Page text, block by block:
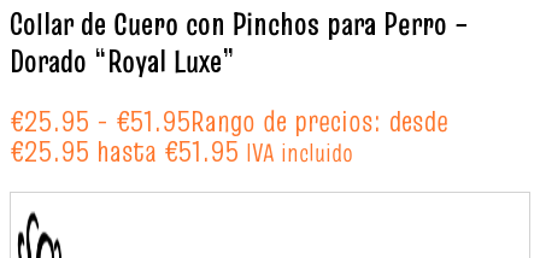
Collar de Cuero con Pinchos para Perro –
Dorado “Royal Luxe”
€25.95 - €51.95Rango de precios: desde
€25.95 hasta €51.95 IVA incluido